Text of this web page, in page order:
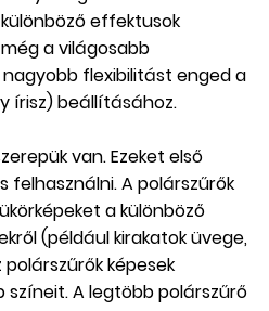
effektusok
a világosabb
flexibilitást enged a
írisz) beállításához.
van. Ezeket első
felhasználni. A polárszűrők
a különböző
(például kirakatok üvege,
képesek
A legtöbb polárszűrő